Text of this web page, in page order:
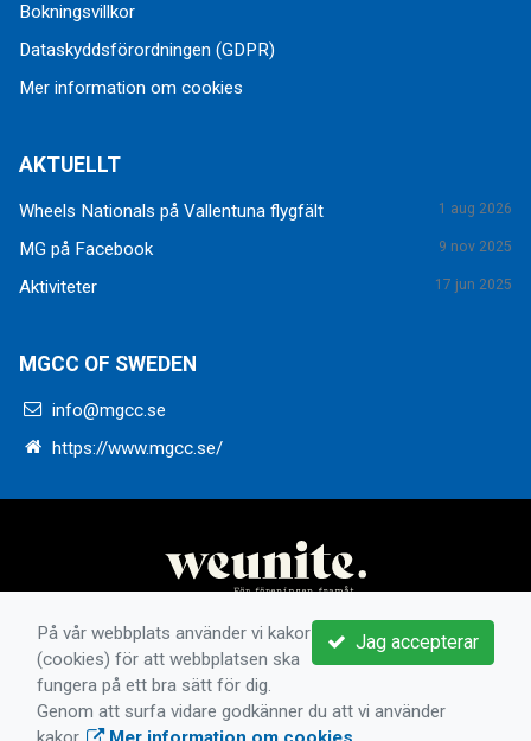
Bokningsvillkor
Dataskyddsförordningen (GDPR)
Mer information om cookies
AKTUELLT
Wheels Nationals på Vallentuna flygfält 1 aug 2026
MG på Facebook 9 nov 2025
Aktiviteter 17 jun 2025
MGCC OF SWEDEN
info@mgcc.se
https://www.mgcc.se/
Jag accepterar
På vår webbplats använder vi kakor
(cookies) för att webbplatsen ska
fungera på ett bra sätt för dig.
Genom att surfa vidare godkänner du att vi använder